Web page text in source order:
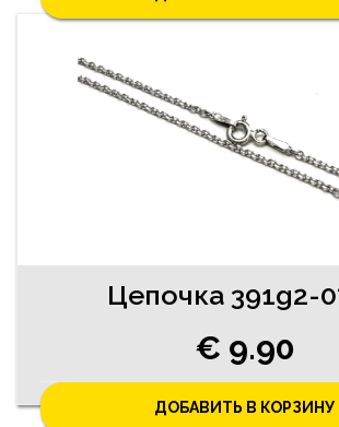
Цепочка 391g2-
€ 9.90
ДОБАВИТЬ В КОРЗИНУ